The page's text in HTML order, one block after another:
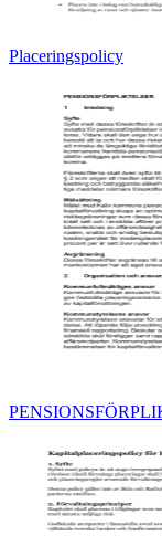
Placeringspolicy